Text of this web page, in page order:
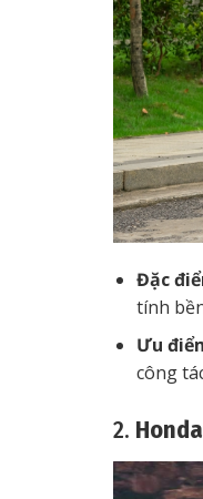
Đặc
tính
Ưu
công
2.